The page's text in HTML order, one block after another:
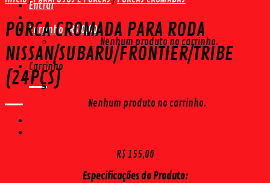
Entrar
Carrinho /R$0,00
Nenhum produto no carrinho.
Carrinho
Nenhum produto no carrinho.
PORCA CROMADA PARA RODA
NISSAN/SUBARU/FRONTIER/TRIBE
(24PÇS)
R$ 155,00
Especificações do Produto: